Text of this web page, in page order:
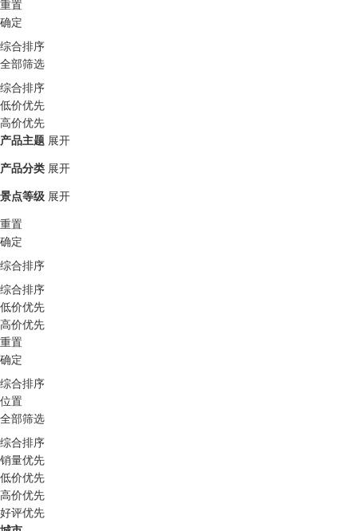
重置
确定
综合排序
全部筛选
综合排序
低价优先
高价优先
产品主题 展开
产品分类 展开
景点等级 展开
重置
确定
综合排序
综合排序
低价优先
高价优先
重置
确定
综合排序
位置
全部筛选
综合排序
销量优先
低价优先
高价优先
好评优先